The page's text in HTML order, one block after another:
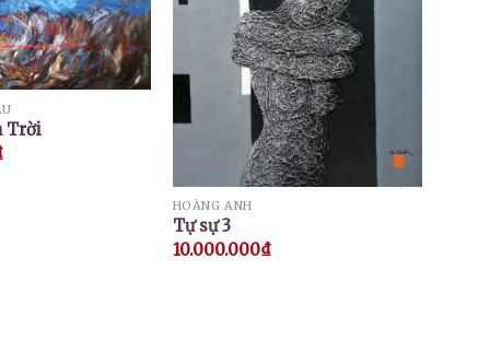
Trời
HOÀNG ANH
Tự sự 3
10.000.000₫